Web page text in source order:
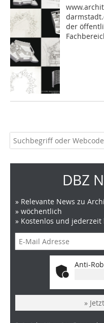
der
DBZ
» Relevante News zu
» wöchentlich
» Kostenlos und
Anti-
»